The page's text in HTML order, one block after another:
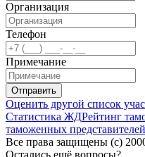
Организация
Телефон
Примечание
Отправить
Оценить другой список
Статистика ЖДРейтинг
таможенных представителей
Все права защищены (с)